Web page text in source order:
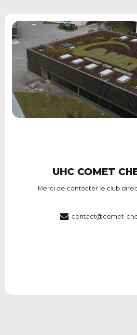
UHC COMET
Merci de contacter le club
contact@comet-